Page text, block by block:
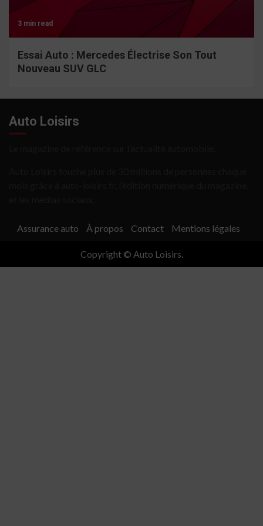
3 min read
Essai Auto : Mercedes Électrise Son Tout
Nouveau SUV GLC
Auto Loisirs
Assurance auto À propos Contact Mentions légales
Copyright © Auto Loisirs.